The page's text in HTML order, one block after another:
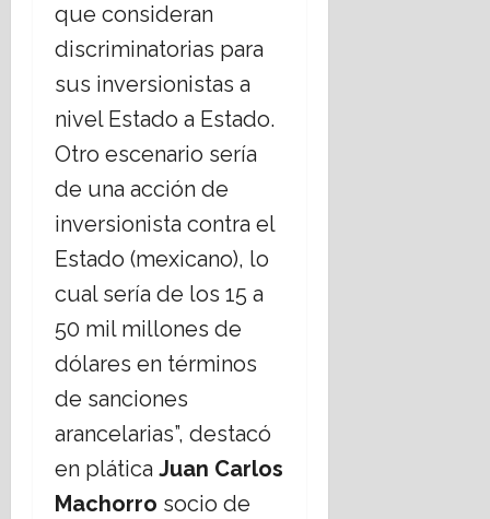
que consideran
discriminatorias para
sus inversionistas a
nivel Estado a Estado.
Otro escenario sería
de una acción de
inversionista contra el
Estado (mexicano), lo
cual sería de los 15 a
50 mil millones de
dólares en términos
de sanciones
arancelarias”, destacó
en plática Juan Carlos
Machorro socio de